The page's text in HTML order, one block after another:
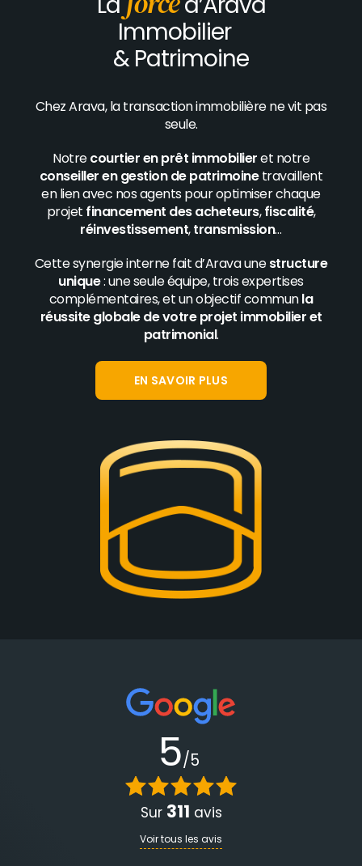
Immobilier
& Patrimoine
Chez Arava, la transaction immobilière ne vit pas
seule.
Notrecourtier en prêt immobilieret notre
conseiller en gestion de patrimoinetravaillent
en lien avec nos agents pour optimiser chaque
projetfinancement des acheteurs,fiscalité,
réinvestissement,transmission…
Cette synergie interne fait d’Arava unestructure
unique: une seule équipe, trois expertises
complémentaires, et un objectif communla
réussite globale de votre projet immobilier et
patrimonial.
EN SAVOIR PLUS
5/5
Sur 311 avis
Voir tous les avis